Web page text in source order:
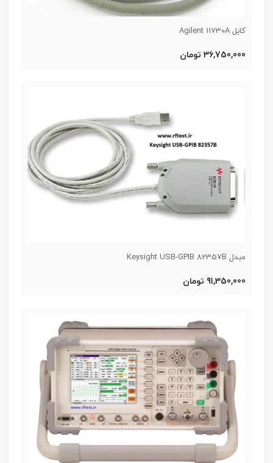
کابل Agilent 11730A
36,750,000 تومان
مبدل Keysight USB-GPIB 82357B
91,350,000 تومان